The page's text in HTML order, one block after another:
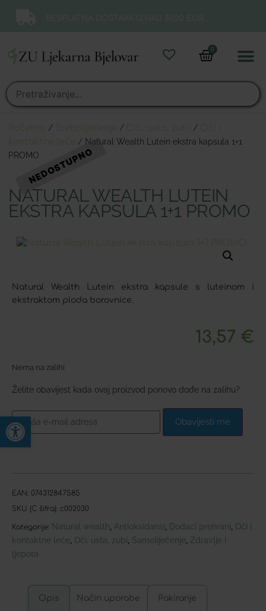
Open toolbar
0
/ / /
/ Natural Wealth Lutein ekstra kapsula 1+1
PROMO
NATURAL WEALTH LUTEIN
EKSTRA KAPSULA 1+1 PROMO
Natural Wealth Lutein ekstra kapsule s luteinom i
ekstraktom ploda borovnice.
13,57 €
Nema na zalihi
Želite obavijest kada ovaj proizvod ponovo dođe na zalihu?
Obavijesti me
EAN: 074312847585
SKU (C šifra): c002030
Kategorije: Natural wealth Antioksidansi Dodaci prehrani Oči i
kontaktne leće Oči, usta, zubi Samoliječenje Zdravlje i
ljepota
Opis Način uporabe Pakiranje